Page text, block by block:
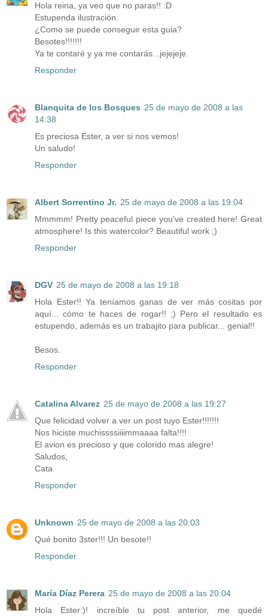
Hola reina, ya veo que no paras!! :D
Estupenda ilustración.
¿Como se puede conseguir esta guia?
Besotes!!!!!!!
Ya te contaré y ya me contarás...jejejeje.
Responder
Blanquita de los Bosques 25 de mayo de 2008 a las
14:38
Es preciosa Ester, a ver si nos vemos!
Un saludo!
Responder
Albert Sorrentino Jr. 25 de mayo de 2008 a las 19:04
Mmmmm! Pretty peaceful piece you've created here! Great
atmosphere! Is this watercolor? Beautiful work ;)
Responder
DGV 25 de mayo de 2008 a las 19:18
Hola Ester!! Ya teníamos ganas de ver más cositas por
aquí... cómo te haces de rogar!! ;) Pero el resultado es
estupendo, además es un trabajito para publicar... genial!!
Besos.
Responder
Catalina Alvarez 25 de mayo de 2008 a las 19:27
Que felicidad volver a ver un post tuyo Ester!!!!!!!
Nos hiciste muchissssiiiimmaaaa falta!!!!
El avion es precioso y que colorido mas alegre!
Saludos,
Cata
Responder
Unknown 25 de mayo de 2008 a las 20:03
Qué bonito 3ster!!! Un besote!!
Responder
María Díaz Perera 25 de mayo de 2008 a las 20:04
Hola Ester:)! increíble tu post anterior, me quedé